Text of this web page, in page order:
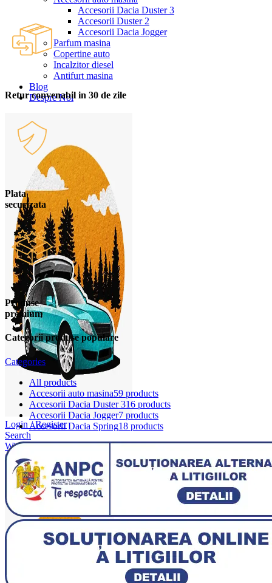
Accesorii Dacia Duster 3
Accesorii Duster 2
Accesorii Dacia Jogger
Parfum masina
Copertine auto
Incalzitor diesel
Antifurt masina
Blog
Despre Noi
Login / Register
Search
Wishlist
0
items
Menu
Retur convenabil in 30 de zile
Plata
securizata
Produse
premium
Categorii produse populare
Categories
All products
Accesorii auto masina59 products
Accesorii Dacia Duster 316 products
Accesorii Dacia Jogger7 products
Accesorii Dacia Spring18 products